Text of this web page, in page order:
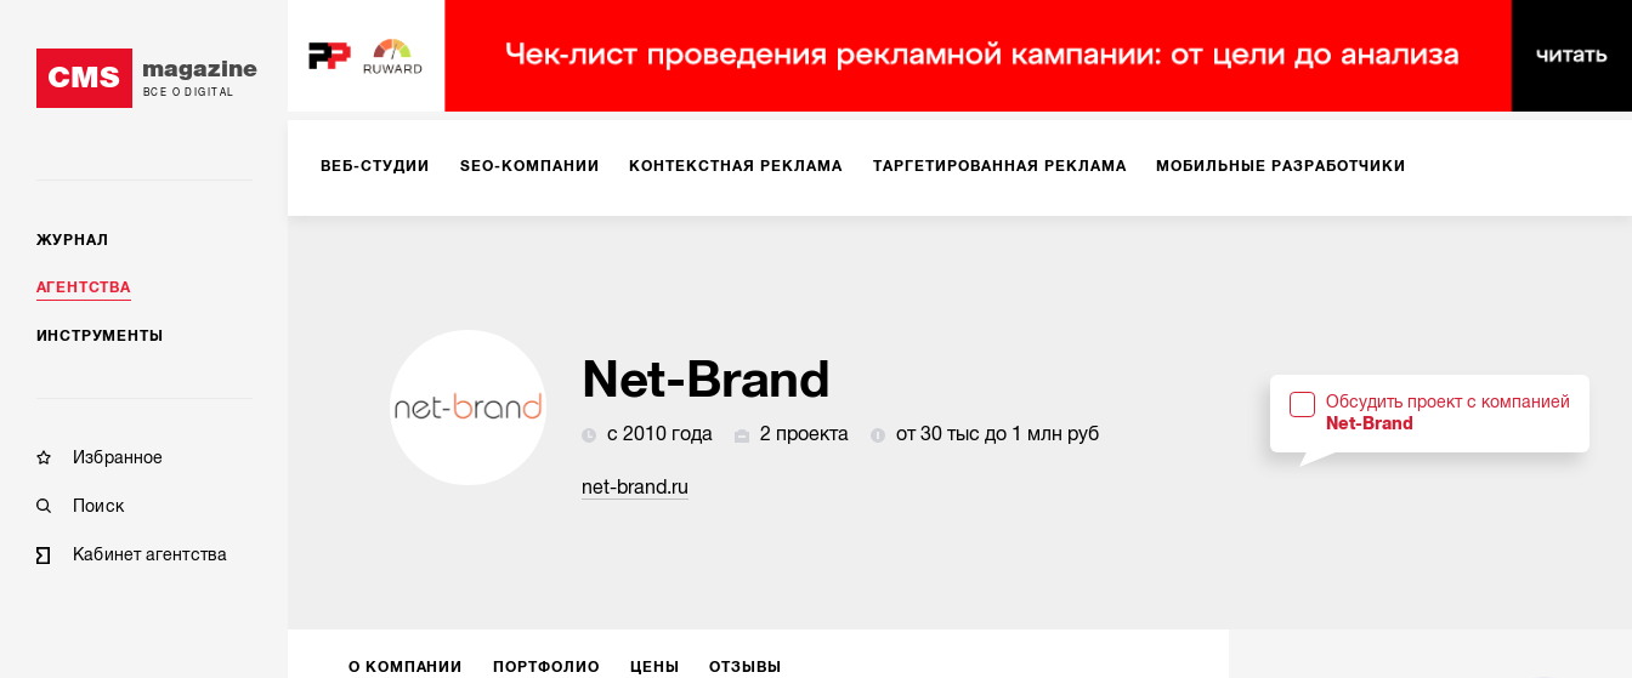
CMS magazine
ВСЕ О DIGITAL
ЖУРНАЛ
АГЕНТСТВА
ИНСТРУМЕНТЫ
Избранное
Поиск
Кабинет агентства
ВЕБ-СТУДИИ SEO-КОМПАНИИ КОНТЕКСТНАЯ РЕКЛАМА ТАРГЕТИРОВАННАЯ РЕКЛАМА МОБИЛЬНЫЕ РАЗРАБОТЧИКИ
РЕКЛАМА НА ИНТЕРНЕТ-ПЛОЩАДКАХ РАБОТА С МАРКЕТПЛЕЙСАМИ
Net-Brand
с 2010 года 2 проекта от 30 тыс до 1 млн руб
net-brand.ru
Обсудить проект с компанией
Net-Brand
О КОМПАНИИ ПОРТФОЛИО ЦЕНЫ ОТЗЫВЫ